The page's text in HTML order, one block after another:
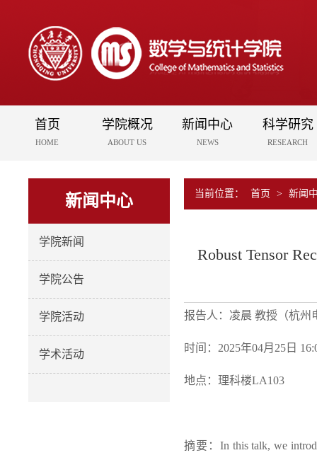
首页
HOME
学院概况
ABOUT US
新闻中心
NEWS
科学研究
RESEARCH
新闻中心
学院新闻
学院公告
学院活动
学术活动
当前位置： 首页 > 新闻
Robust Tensor
报告人： 凌晨 教授（杭州
时间：2025年04月25日
地点：理科楼LA103
摘要： In thistalk, we